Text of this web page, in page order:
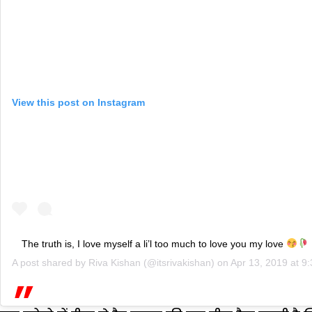
View this post on Instagram
The truth is, I love myself a li’l too much to love you my love
A post shared by Riva Kishan (@itsrivakishan) on Apr 13, 2019 at